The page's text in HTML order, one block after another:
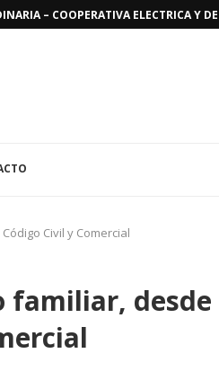
– COOPERATIVA ELECTRICA Y
Civil y Comercial
familiar, desde